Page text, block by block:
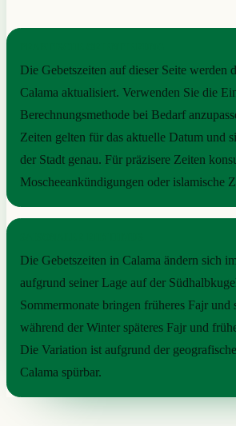
Die Gebetszeiten auf dieser Seite werden
Calama aktualisiert. Verwenden Sie die
Berechnungsmethode bei Bedarf
Zeiten gelten für das aktuelle Datum und
der Stadt genau. Für präzisere Zeiten
Moscheeankündigungen oder islamische
Die Gebetszeiten in Calama ändern sich
aufgrund seiner Lage auf der
Sommermonate bringen früheres Fajr und
während der Winter späteres Fajr und
Die Variation ist aufgrund der
Calama spürbar.